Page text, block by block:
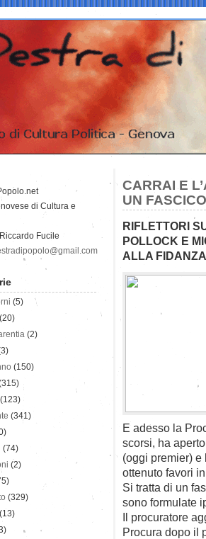
CARRAI E
UN
RIFLETTORI
POLLOCK E
ALLA
E adesso la
scorsi, ha
(oggi premier) e
ottenuto favori
Si tratta di un
sono formulate
Il procuratore
Procura dopo il
di Cultura e
Fucile
(5)
(20)
(2)
(150)
(123)
(341)
(74)
(2)
(329)
(13)